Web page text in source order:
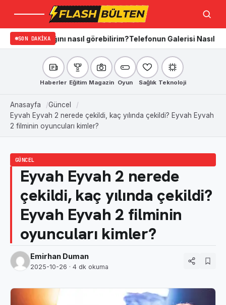
Menü Ara
SON DAKIKA
nasıl görebilirim? Telefonun Galerisi Nasıl Temizlenir?
Haberler Eğitim Magazin Oyun Sağlık Teknoloji
Anasayfa
Güncel
Eyvah Eyvah 2 nerede çekildi, kaç yılında çekildi? Eyvah Eyvah
2 filminin oyuncuları kimler?
GÜNCEL
Eyvah Eyvah 2 nerede
çekildi, kaç yılında çekildi?
Eyvah Eyvah 2 filminin
oyuncuları kimler?
Emirhan Duman
2025-10-26 · 4 dk okuma